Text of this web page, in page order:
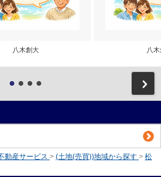
八木創大 八
動産サービス > (土地(売買))地域から探す > 松